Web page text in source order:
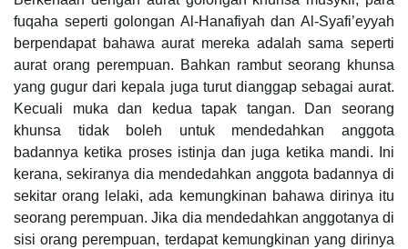
fuqaha seperti golongan Al-Hanafiyah dan Al-Syafi’eyyah
berpendapat bahawa aurat mereka adalah sama seperti
aurat orang perempuan. Bahkan rambut seorang khunsa
yang gugur dari kepala juga turut dianggap sebagai aurat.
Kecuali muka dan kedua tapak tangan. Dan seorang
khunsa tidak boleh untuk mendedahkan anggota
badannya ketika proses istinja dan juga ketika mandi. Ini
kerana, sekiranya dia mendedahkan anggota badannya di
sekitar orang lelaki, ada kemungkinan bahawa dirinya itu
seorang perempuan. Jika dia mendedahkan anggotanya di
sisi orang perempuan, terdapat kemungkinan yang dirinya